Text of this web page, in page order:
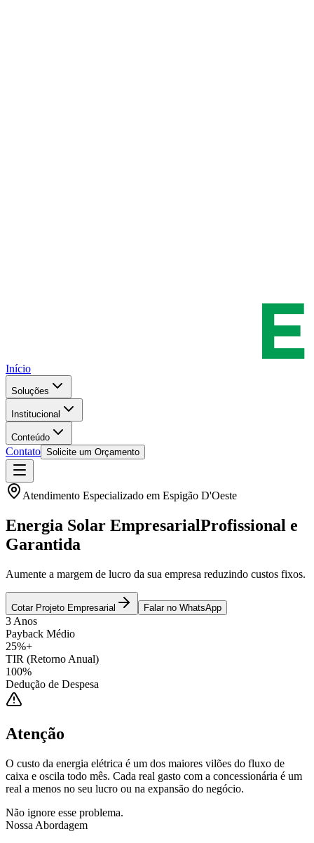
Início
Soluções
Institucional
Conteúdo
Contato Solicite um Orçamento
Atendimento Especializado em Espigão D'Oeste
Energia Solar EmpresarialProfissional e
Garantida
Aumente a margem de lucro da sua empresa reduzindo custos fixos.
Cotar Projeto Empresarial Falar no WhatsApp
3 Anos
Payback Médio
25%+
TIR (Retorno Anual)
100%
Dedução de Despesa
Atenção
O custo da energia elétrica é um dos maiores vilões do fluxo de
caixa e oscila todo mês. Cada real gasto com a concessionária é um
real a menos no seu lucro ou na expansão do negócio.
Não ignore esse problema.
Nossa Abordagem